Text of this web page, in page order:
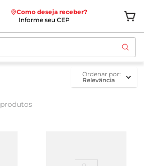
Como deseja receber?
Informe seu CEP
ordenar por
Relevância
produtos